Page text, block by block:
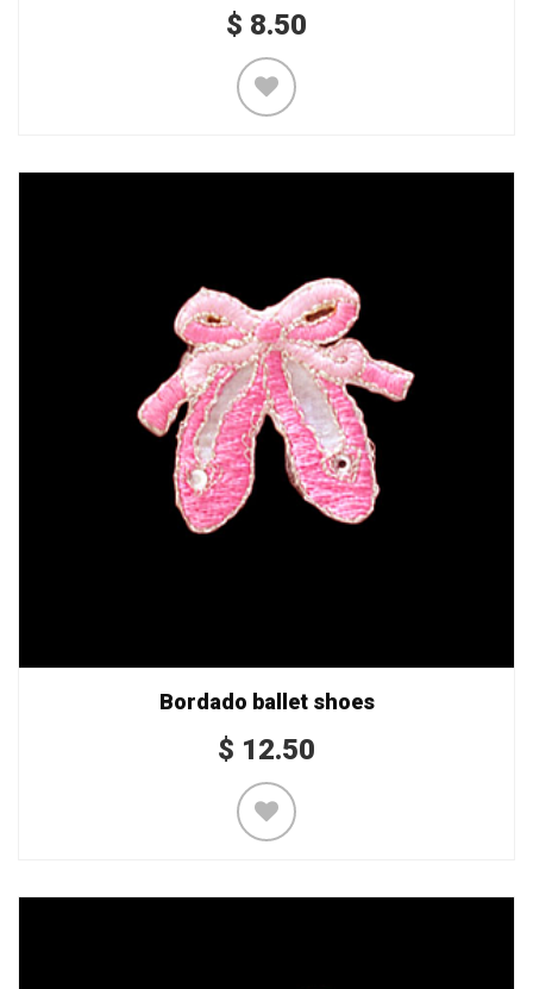
$ 8.50
Bordado ballet shoes
$ 12.50